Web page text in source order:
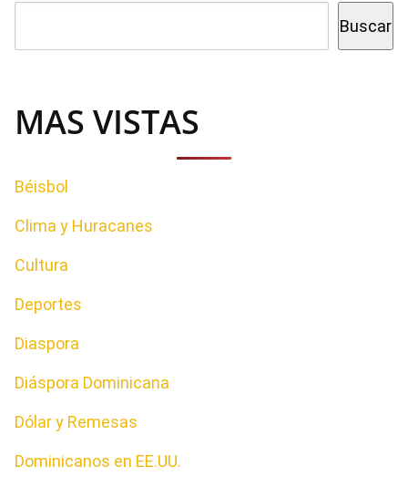
Buscar
MAS VISTAS
Béisbol
Clima y Huracanes
Cultura
Deportes
Diaspora
Diáspora Dominicana
Dólar y Remesas
Dominicanos en EE.UU.